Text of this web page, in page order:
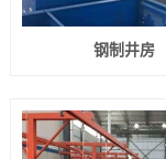
钢制井房